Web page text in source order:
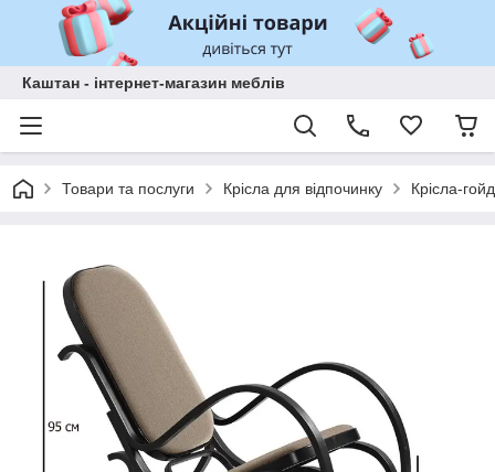
Каштан - інтернет-магазин меблів
Товари та послуги Крісла для відпочинку Крісла-